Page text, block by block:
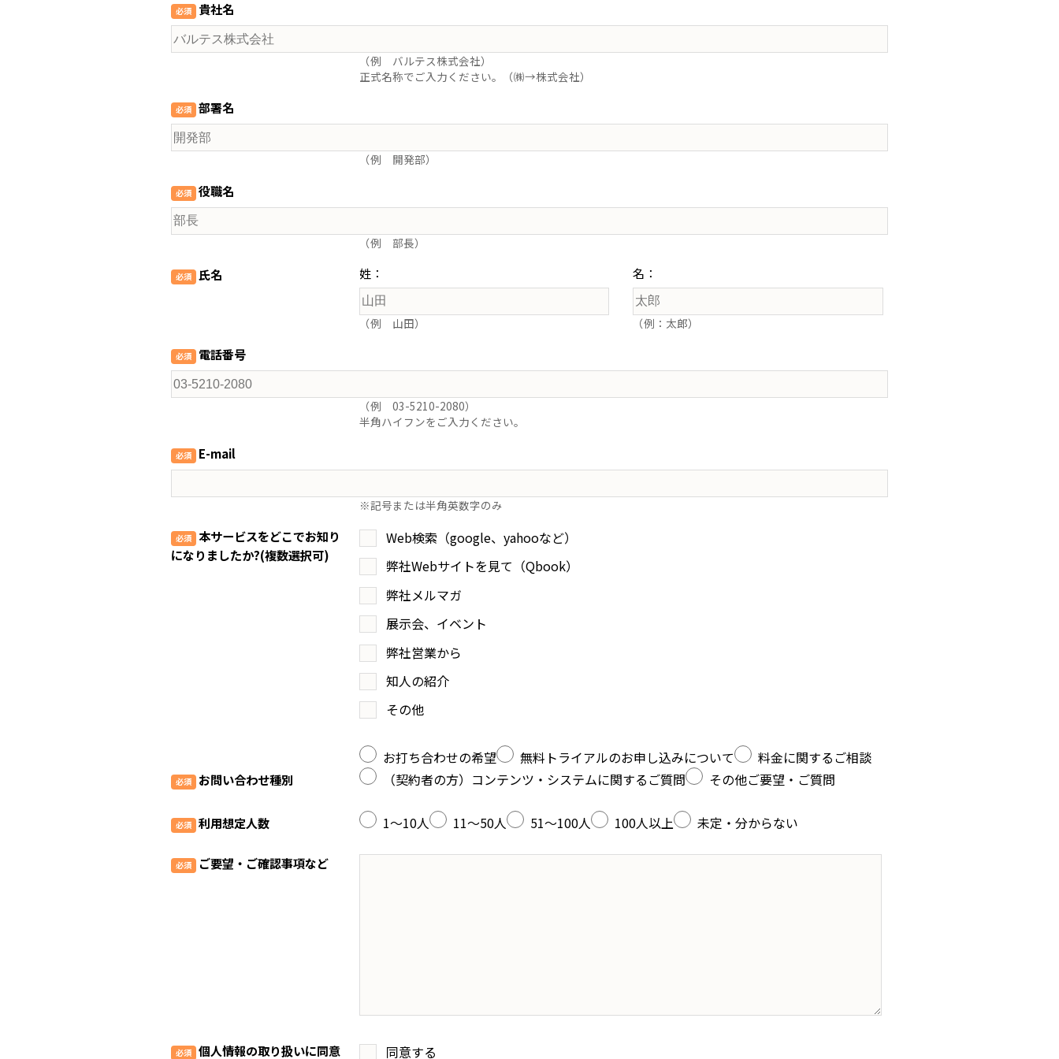
貴社名
（例 バルテス株式会社）
正式名称でご入力ください。（㈱→株式会社）
部署名
（例 開発部）
役職名
（例 部長）
氏名 姓：
（例 山田）
名：
（例：太郎）
電話番号
（例 03-5210-2080）
半角ハイフンをご入力ください。
E-mail
※記号または半角英数字のみ
本サービスをどこでお知り
になりましたか?(複数選択可)
Web検索（google、yahooなど）
弊社Webサイトを見て（Qbook）
弊社メルマガ
展示会、イベント
弊社営業から
知人の紹介
その他
お問い合わせ種別
お打ち合わせの希望 無料トライアルのお申し込みについて
料金に関するご相談
（契約者の方）コンテンツ・システムに関するご質問
その他ご要望・ご質問
利用想定人数 1～10人 11～50人 51～100人 100人以上 未定・分からない
ご要望・ご確認事項など
個人情報の取り扱いに同意 同意する